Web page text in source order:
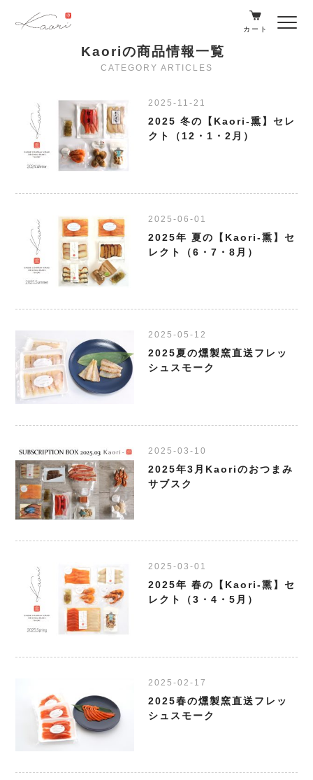
カート
Kaoriの商品情報一覧
CATEGORY ARTICLES
2025-11-21
2025 冬の【Kaori-熏】セレ
クト（12・1・2月）
2025-06-01
2025年 夏の【Kaori-熏】セ
レクト（6・7・8月）
2025-05-12
2025夏の燻製窯直送フレッ
シュスモーク
2025-03-10
2025年3月Kaoriのおつまみ
サブスク
2025-03-01
2025年 春の【Kaori-熏】セ
レクト（3・4・5月）
2025-02-17
2025春の燻製窯直送フレッ
シュスモーク